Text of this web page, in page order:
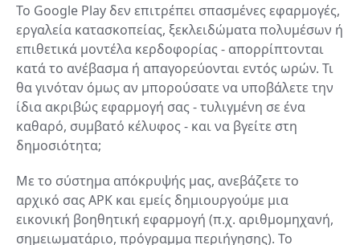
Το Google Play δεν επιτρέπει σπασμένες εφαρμογές,
εργαλεία κατασκοπείας, ξεκλειδώματα πολυμέσων ή
επιθετικά μοντέλα κερδοφορίας - απορρίπτονται
κατά το ανέβασμα ή απαγορεύονται εντός ωρών. Τι
θα γινόταν όμως αν μπορούσατε να υποβάλετε την
ίδια ακριβώς εφαρμογή σας - τυλιγμένη σε ένα
καθαρό, συμβατό κέλυφος - και να βγείτε στη
δημοσιότητα;
Με το σύστημα απόκρυψής μας, ανεβάζετε το
αρχικό σας APK και εμείς δημιουργούμε μια
εικονική βοηθητική εφαρμογή (π.χ. αριθμομηχανή,
σημειωματάριο, πρόγραμμα περιήγησης). Το